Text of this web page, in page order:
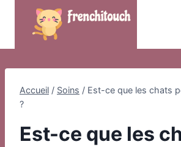
Accueil / Soins / Est-ce que les chats
?
Est-ce que les